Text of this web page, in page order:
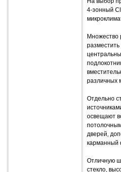
4-зонный
Множество
различных
Отдельно
освещают
дверей,
карманный
Отличную
стекло,